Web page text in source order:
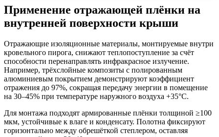
Применение отражающей плёнки на
внутренней поверхности крыши
Отражающие изоляционные материалы, монтируемые внутри
кровельного пирога, снижают теплопоступление за счёт
способности перенаправлять инфракрасное излучение.
Например, трёхслойные композиты с полированным
алюминиевым покрытием демонстрируют коэффициент
отражения до 97%, сокращая передачу энергии в помещение
на 30–45% при температуре наружного воздуха +35°C.
Для монтажа подходят армированные плёнки толщиной ≥100
мкм, устойчивые к влаге и конденсату. Полотна фиксируют
горизонтально между обрешёткой степлером, оставляя